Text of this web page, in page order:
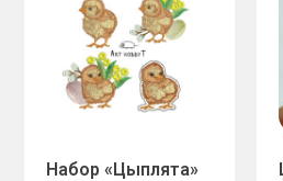
Набор «Цыплята»